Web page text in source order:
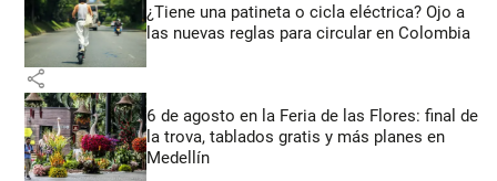
¿Tiene una patineta o cicla eléctrica? Ojo a
las nuevas reglas para circular en Colombia
share
6 de agosto en la Feria de las Flores: final de
la trova, tablados gratis y más planes en
Medellín